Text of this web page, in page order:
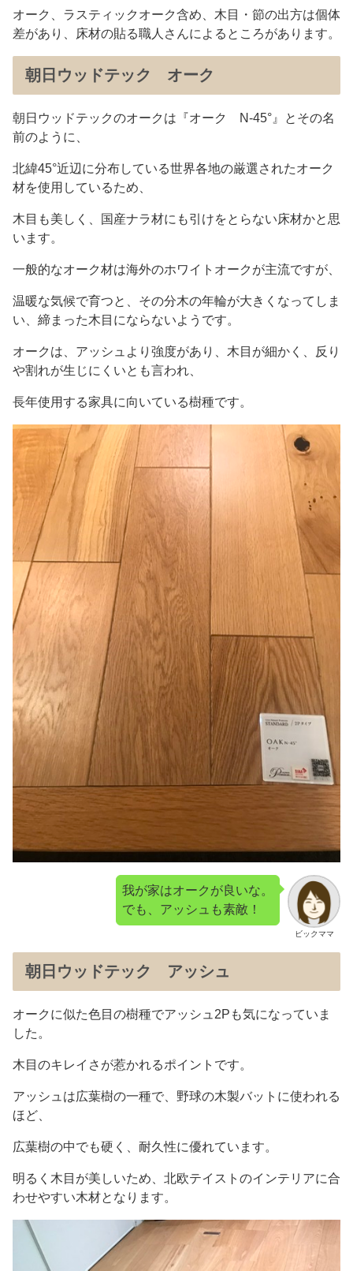
オーク、ラスティックオーク含め、木目・節の出方は個体
差があり、床材の貼る職人さんによるところがあります。
朝日ウッドテック オーク
朝日ウッドテックのオークは『オーク N-45°』とその名
前のように、
北緯45°近辺に分布している世界各地の厳選されたオーク
材を使用しているため、
木目も美しく、国産ナラ材にも引けをとらない床材かと思
います。
一般的なオーク材は海外のホワイトオークが主流ですが、
温暖な気候で育つと、その分木の年輪が大きくなってしま
い、締まった木目にならないようです。
オークは、アッシュより強度があり、木目が細かく、反り
や割れが生じにくいとも言われ、
長年使用する家具に向いている樹種です。
ビックママ
我が家はオークが良いな。
でも、アッシュも素敵！
朝日ウッドテック アッシュ
オークに似た色目の樹種でアッシュ2Pも気になっていま
した。
木目のキレイさが惹かれるポイントです。
アッシュは広葉樹の一種で、野球の木製バットに使われる
ほど、
広葉樹の中でも硬く、耐久性に優れています。
明るく木目が美しいため、北欧テイストのインテリアに合
わせやすい木材となります。